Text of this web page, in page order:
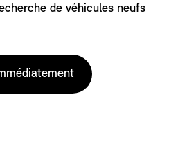
de véhicules neufs